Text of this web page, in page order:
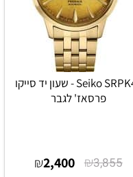
Seiko SRPK46 - שעון יד סייקו
פרסאז' לגבר
₪3,855
₪2,400